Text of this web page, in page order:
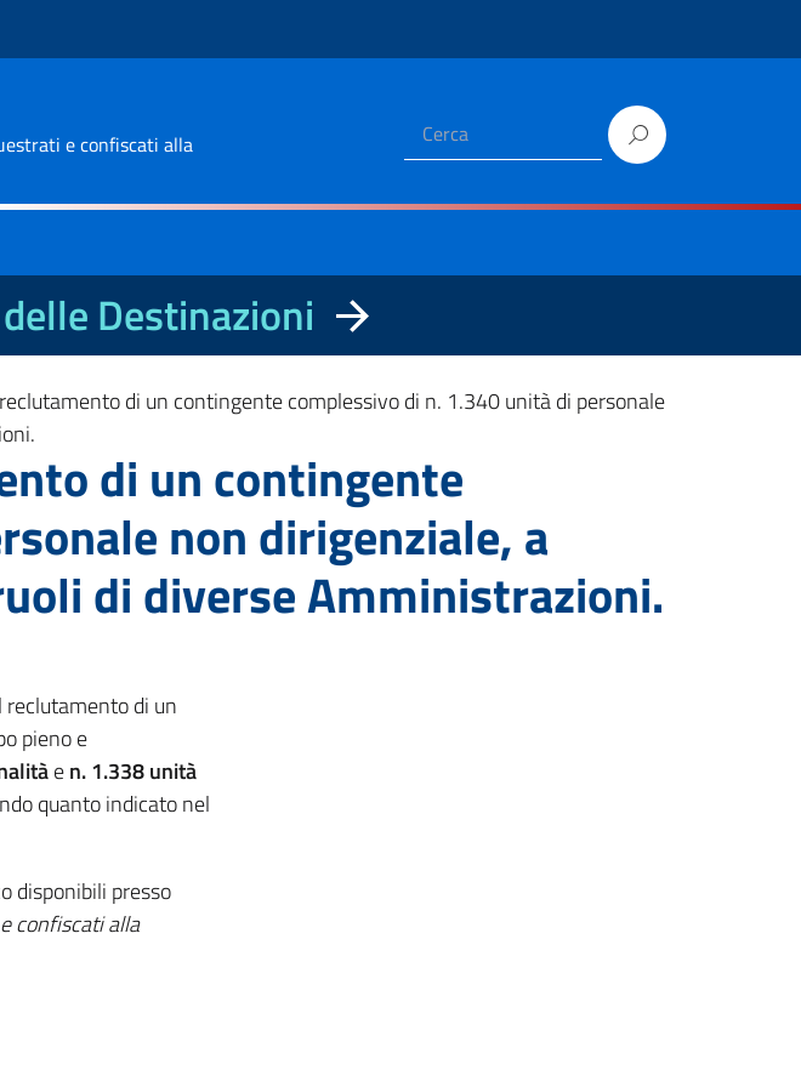
e confiscati alla
Destinazioni
di un contingente complessivo di n. 1.340 unità di personale
di un contingente
non dirigenziale, a
di diverse Amministrazioni.
reclutamento di un
pieno e
en. 1.338 unità
quanto indicato nel
disponibili presso
confiscati alla